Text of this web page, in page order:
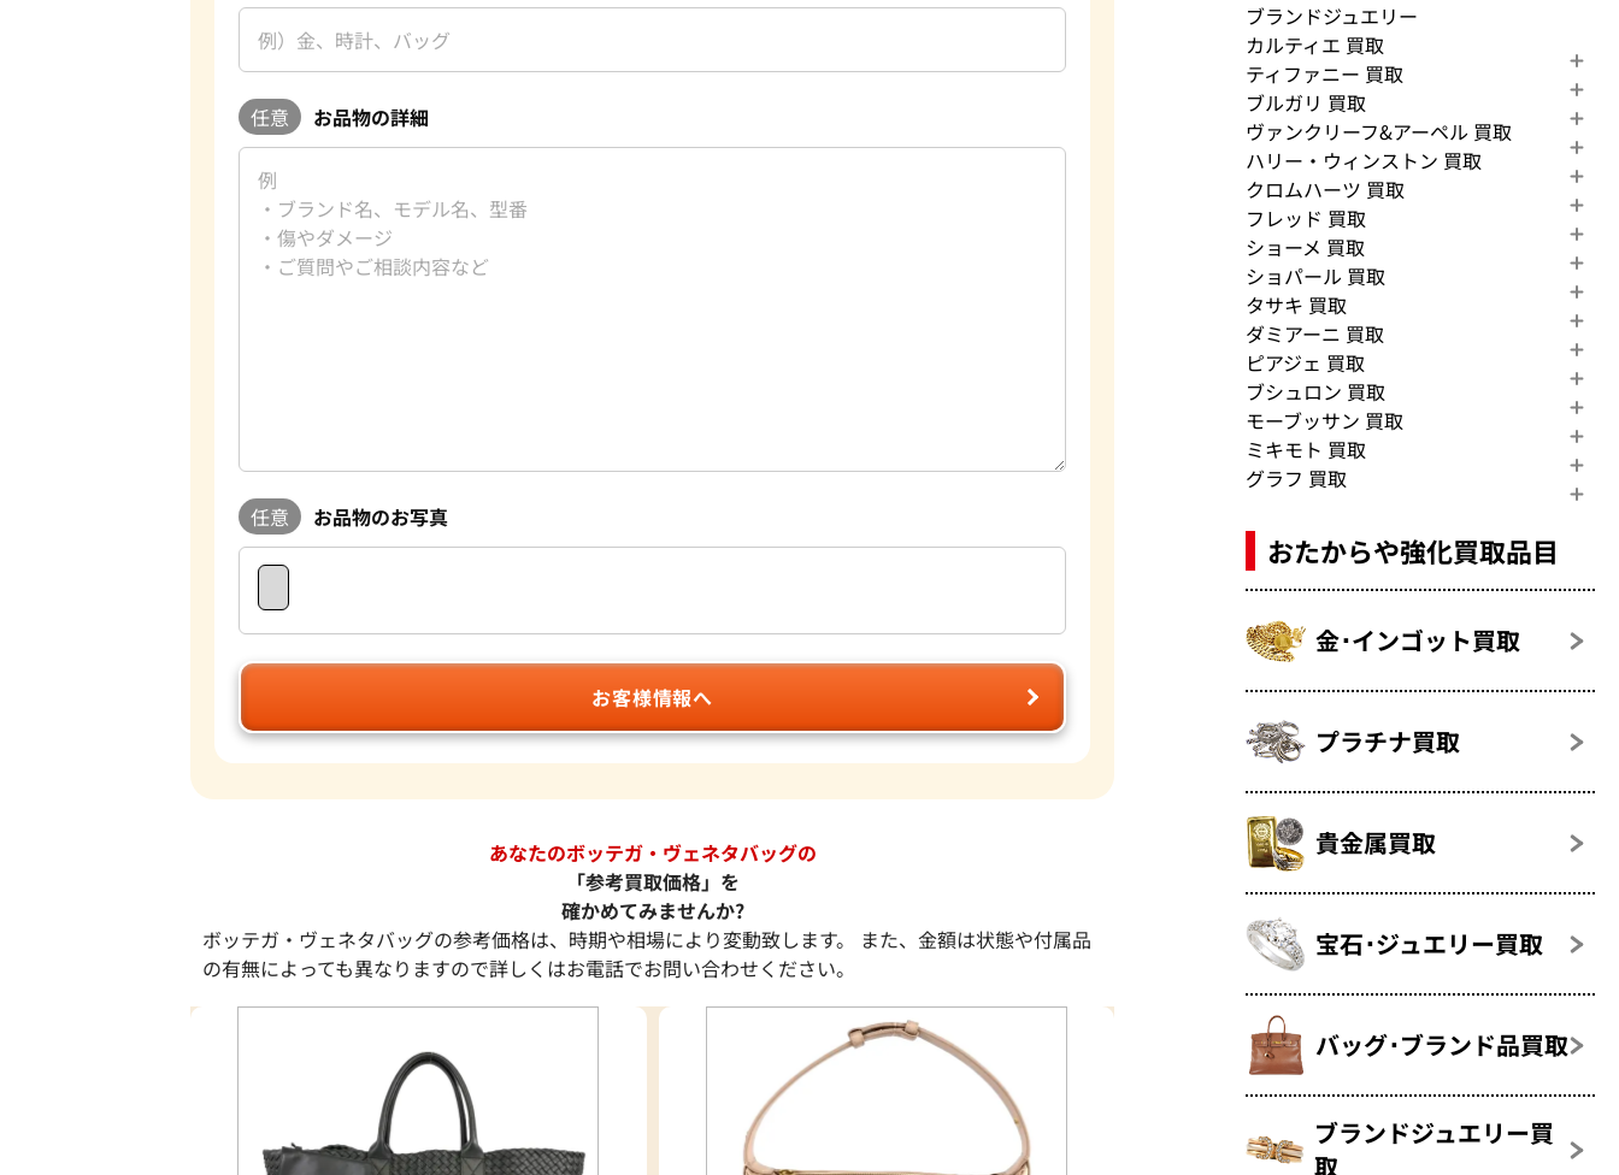
任意 お品物の詳細
任意 お品物のお写真
お客様情報へ
あなたのボッテガ・ヴェネタバッグの
「参考買取価格」を
確かめてみませんか?
ボッテガ・ヴェネタバッグの参考価格は、時期や相場により変動致します。 また、金額は状態や付属品
の有無によっても異なりますので詳しくはお電話でお問い合わせください。
ブランドジュエリー
カルティエ 買取
ティファニー 買取
ブルガリ 買取
ヴァンクリーフ&アーペル 買取
ハリー・ウィンストン 買取
クロムハーツ 買取
フレッド 買取
ショーメ 買取
ショパール 買取
タサキ 買取
ダミアーニ 買取
ピアジェ 買取
ブシュロン 買取
モーブッサン 買取
ミキモト 買取
グラフ 買取
おたからや強化買取品目
金･インゴット買取
プラチナ買取
貴金属買取
宝石･ジュエリー買取
バッグ･ブランド品買取
ブランドジュエリー買
取